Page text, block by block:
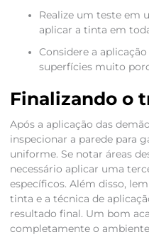
Realize um teste em
aplicar a tinta em
Considere a
superfícies muito
Finalizando o
Após a aplicação das
inspecionar a parede para
uniforme. Se notar áreas
necessário aplicar uma
específicos. Além disso,
tinta e a técnica de
resultado final. Um bom
completamente o